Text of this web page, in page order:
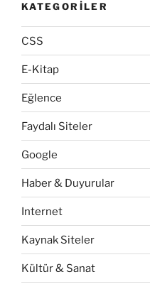
KATEGORILER
CSS
E-Kitap
Eğlence
Faydalı Siteler
Google
Haber & Duyurular
Internet
Kaynak Siteler
Kültür & Sanat